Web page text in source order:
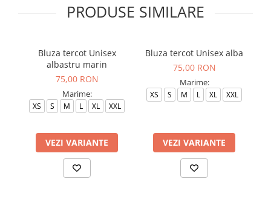
PRODUSE SIMILARE
Bluza tercot Unisex
albastru marin
75,00 RON
Marime:
XS S M L XL XXL
VEZI VARIANTE
Bluza tercot Unisex alba
75,00 RON
Marime:
XS S M L XL XXL
VEZI VARIANTE